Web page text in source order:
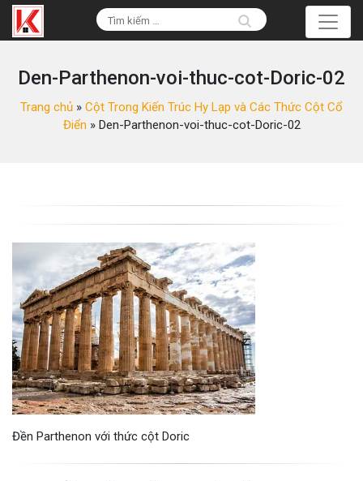
Den-Parthenon-voi-thuc-cot-Doric-02
Trang chủ » Cột Trong Kiến Trúc Hy Lạp và Các Thức Cột Cổ
Điển » Den-Parthenon-voi-thuc-cot-Doric-02
Đền Parthenon với thức cột Doric